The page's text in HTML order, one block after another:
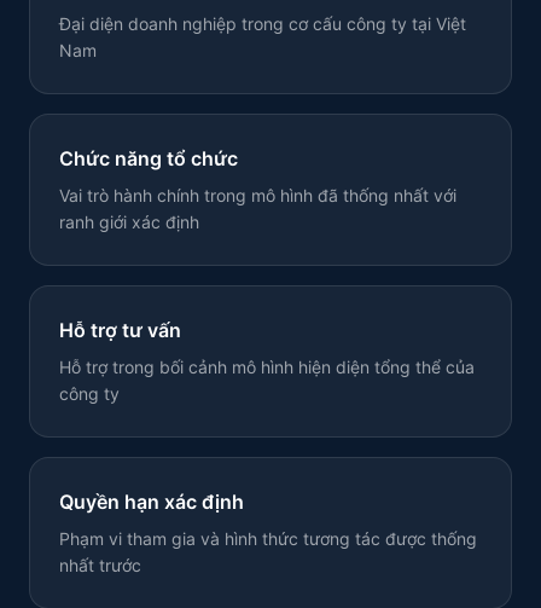
Đại diện doanh nghiệp trong cơ cấu công ty tại Việt
Nam
Chức năng tổ chức
Vai trò hành chính trong mô hình đã thống nhất với
ranh giới xác định
Hỗ trợ tư vấn
Hỗ trợ trong bối cảnh mô hình hiện diện tổng thể của
công ty
Quyền hạn xác định
Phạm vi tham gia và hình thức tương tác được thống
nhất trước